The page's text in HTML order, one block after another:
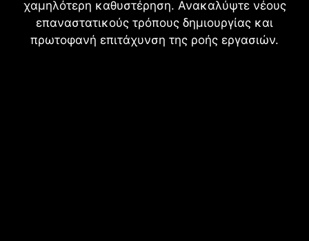
χαμηλότερη καθυστέρηση. Ανακαλύψτε νέους
επαναστατικούς τρόπους δημιουργίας και
πρωτοφανή επιτάχυνση της ροής εργασιών.